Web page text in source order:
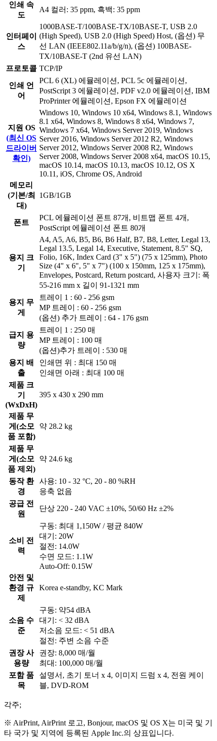
인쇄 속
도
A4 컬러: 35 ppm, 흑백: 35 ppm
인터페이
스
1000BASE-T/100BASE-TX/10BASE-T, USB 2.0
(High Speed), USB 2.0 (High Speed) Host, (옵션) 무
선 LAN (IEEE802.11a/b/g/n), (옵션) 100BASE-
TX/10BASE-T (2nd 유선 LAN)
프로토콜 TCP/IP
인쇄 언
어
PCL 6 (XL) 에뮬레이션, PCL 5c 에뮬레이션,
PostScript 3 에뮬레이션, PDF v2.0 에뮬레이션, IBM
ProPrinter 에뮬레이션, Epson FX 에뮬레이션
지원 OS
(최신 OS
드라이버
확인)
Windows 10, Windows 10 x64, Windows 8.1, Windows
8.1 x64, Windows 8, Windows 8 x64, Windows 7,
Windows 7 x64, Windows Server 2019, Windows
Server 2016, Windows Server 2012 R2, Windows
Server 2012, Windows Server 2008 R2, Windows
Server 2008, Windows Server 2008 x64, macOS 10.15,
macOS 10.14, macOS 10.13, macOS 10.12, OS X
10.11, iOS, Chrome OS, Android
메모리
(기본/최
대)
1GB/1GB
폰트
PCL 에뮬레이션 폰트 87개, 비트맵 폰트 4개,
PostScript 에뮬레이션 폰트 80개
용지 크
기
A4, A5, A6, B5, B6, B6 Half, B7, B8, Letter, Legal 13,
Legal 13.5, Legal 14, Executive, Statement, 8.5" SQ,
Folio, 16K, Index Card (3" x 5") (75 x 125mm), Photo
Size (4" x 6", 5" x 7") (100 x 150mm, 125 x 175mm),
Envelopes, Postcard, Return postcard, 사용자 크기: 폭
55-216 mm x 길이 91-1321 mm
용지 무
게
트레이 1 : 60 - 256 gsm
MP 트레이 : 60 - 256 gsm
(옵션) 추가 트레이 : 64 - 176 gsm
급지 용
량
트레이 1 : 250 매
MP 트레이 : 100 매
(옵션)추가 트레이 : 530 매
용지 배
출
인쇄면 위 : 최대 150 매
인쇄면 아래 : 최대 100 매
제품 크
기
(WxDxH)
395 x 430 x 290 mm
제품 무
게(소모
품 포함)
약 28.2 kg
제품 무
게(소모
품 제외)
약 24.6 kg
동작 환
경
사용: 10 - 32 °C, 20 - 80 %RH
응축 없음
공급 전
원
단상 220 - 240 VAC ±10%, 50/60 Hz ±2%
소비 전
력
구동: 최대 1,150W / 평균 840W
대기: 20W
절전: 14.0W
수면 모드: 1.1W
Auto-Off: 0.15W
안전 및
환경 규
제
Korea e-standby, KC Mark
소음 수
준
구동: 약54 dBA
대기: < 32 dBA
저소음 모드: < 51 dBA
절전: 주변 소음 수준
권장 사
용량
권장: 8,000 매/월
최대: 100,000 매/월
포함 품
목
설명서, 초기 토너 x 4, 이미지 드럼 x 4, 전원 케이
블, DVD-ROM
각주;
※ AirPrint, AirPrint 로고, Bonjour, macOS 및 OS X는 미국 및 기
타 국가 및 지역에 등록된 Apple Inc.의 상표입니다.